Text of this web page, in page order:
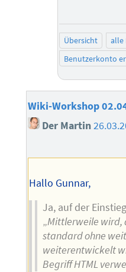
Übersicht alle
Benutzerkonto
Wiki-Workshop
Der Martin
Hallo Gunnar,
Ja, auf der
„Mittlerweile wird,
standard ohne
weiterentwickelt
Begriff HTML